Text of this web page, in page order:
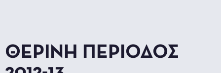
ΘΕΡΙΝΉ ΠΕΡΊΟΔΟΣ